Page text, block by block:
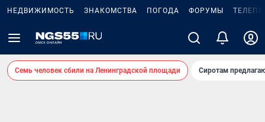
НЕДВИЖИМОСТЬ ЗНАКОМСТВА ПОГОДА ФОРУМЫ
Семь человек сбили на Ленинградской площади Сиротам